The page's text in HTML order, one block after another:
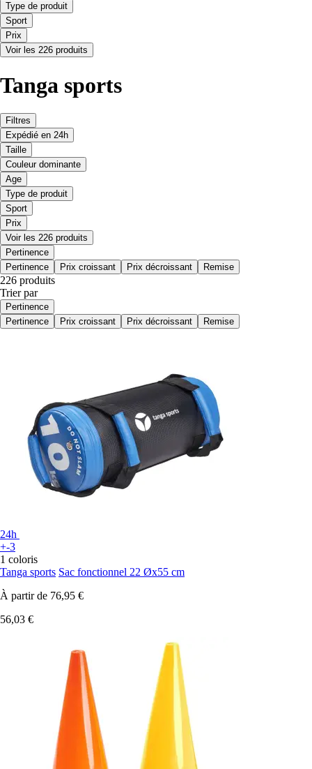
Type de produit
Sport
Prix
Voir les 226 produits
Tanga sports
Filtres
Expédié en 24h
Taille
Couleur dominante
Age
Type de produit
Sport
Prix
Voir les 226 produits
Pertinence
Pertinence
Prix croissant Prix décroissant Remise
226 produits
Trier par
Pertinence
Pertinence
Prix croissant Prix décroissant Remise
24h
+-3
1 coloris
Tanga sports Sac fonctionnel 22 Øx55 cm
À partir de 76,95 €
56,03 €